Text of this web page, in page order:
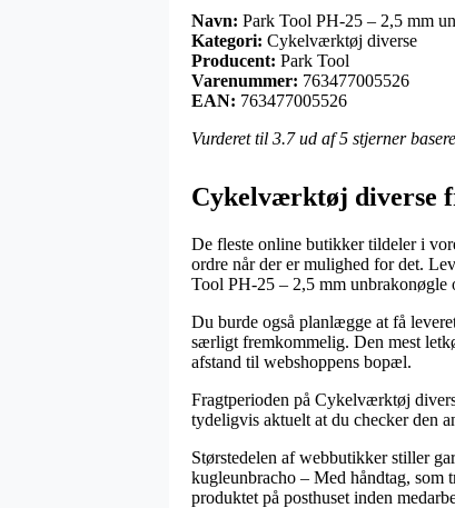
Navn: Park Tool PH-25 – 2,5 mm
Kategori: Cykelværktøj diverse
Producent: Park Tool
Varenummer: 763477005526
EAN: 763477005526
Vurderet til 3.7ud af 5 stjerner
Cykelværktøj diverse
De fleste online butikker tildeler i
ordre når der er mulighed for det.
Tool PH-25 – 2,5 mm unbrakonøgle
Du burde også planlægge at få
særligt fremkommelig. Den mest
afstand til webshoppens bopæl.
Fragtperioden på Cykelværktøj
tydeligvis aktuelt at du checker den
Størstedelen af webbutikker stiller
kugleunbracho – Med håndtag, som
produktet på posthuset inden